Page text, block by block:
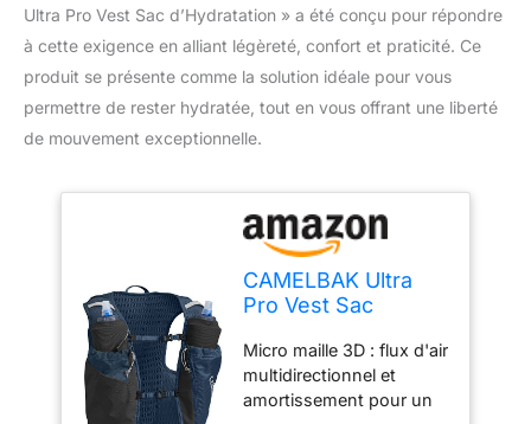
Ultra Pro Vest Sac d’Hydratation » a été conçu pour répondre
à cette exigence en alliant légèreté, confort et praticité. Ce
produit se présente comme la solution idéale pour vous
permettre de rester hydratée, tout en vous offrant une liberté
de mouvement exceptionnelle.
CAMELBAK Ultra
Pro Vest Sac
Adulte-Mixte, Bleu
Marine/argenté, XS
Micro maille 3D : flux d'air
multidirectionnel et
amortissement pour un